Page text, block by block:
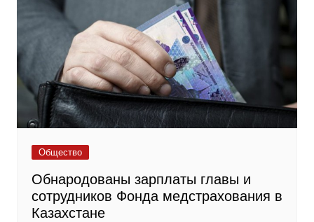
Общество
Обнародованы зарплаты главы и
сотрудников Фонда медстрахования в
Казахстане